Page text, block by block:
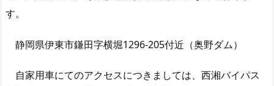
す。
静岡県伊東市鎌田字横堀1296-205付近（奥野ダム）
自家用車にてのアクセスにつきましては、西湘バイパス